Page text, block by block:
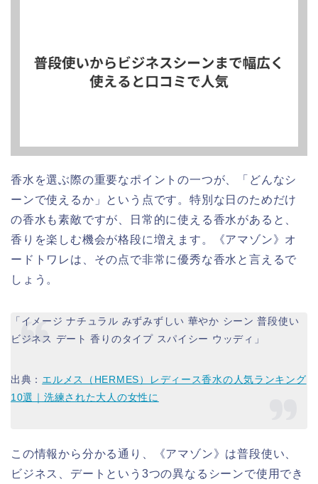
香水を選ぶ際の重要なポイントの一つが、「どんなシ
ーンで使えるか」という点です。特別な日のためだけ
の香水も素敵ですが、日常的に使える香水があると、
香りを楽しむ機会が格段に増えます。《アマゾン》オ
ードトワレは、その点で非常に優秀な香水と言えるで
しょう。
「イメージ ナチュラル みずみずしい 華やか シーン 普段使い
ビジネス デート 香りのタイプ スパイシー ウッディ」
出典： エルメス（HERMES）レディース香水の人気ランキング
10選｜洗練された大人の女性に
この情報から分かる通り、《アマゾン》は普段使い、
ビジネス、デートという3つの異なるシーンで使用でき